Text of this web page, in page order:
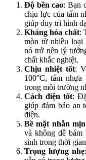
Độ bền cao: Bạn
chịu lực của tấm
giúp duy trì hình
Kháng hóa chất:
mòn từ nhiều loại
nó trở nên lý
chất khắc nghiệt.
Chịu nhiệt tốt:
100°C, tấm
trong môi trường
Cách điện tốt:
giúp đảm bảo an
điện.
Bề mặt nhẵn mịn
và không dễ
sinh trong thời
Trọng lượng nhẹ